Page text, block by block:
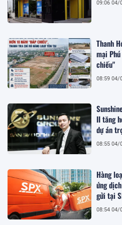
09:06 04/
Thanh
mại
chiếu"
08:59 04/
II tăng
dự án
08:55 04/
Hàng
ứng
gửi tại
08:54 04/